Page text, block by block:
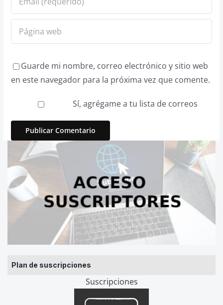
Plan de suscripciones
Suscripciones
Guarde mi nombre, correo electrónico y sitio web
en este navegador para la próxima vez que comente.
Sí, agrégame a tu lista de correos